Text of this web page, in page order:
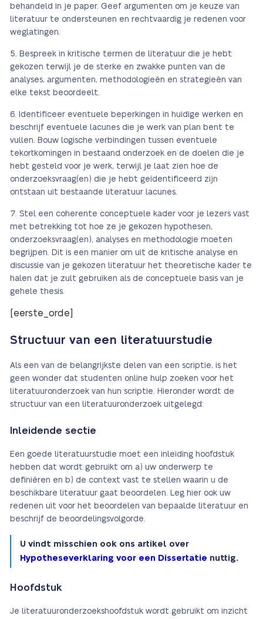
behandeld in je paper. Geef argumenten om je keuze van
literatuur te ondersteunen en rechtvaardig je redenen voor
weglatingen.
Bespreek in kritische termen de literatuur die je hebt
gekozen terwijl je de sterke en zwakke punten van de
analyses, argumenten, methodologieën en strategieën van
elke tekst beoordeelt.
Identificeer eventuele beperkingen in huidige werken en
beschrijf eventuele lacunes die je werk van plan bent te
vullen. Bouw logische verbindingen tussen eventuele
tekortkomingen in bestaand onderzoek en de doelen die je
hebt gesteld voor je werk, terwijl je laat zien hoe de
onderzoeksvraag(en) die je hebt geïdentificeerd zijn
ontstaan uit bestaande literatuur lacunes.
Stel een coherente conceptuele kader voor je lezers vast
met betrekking tot hoe ze je gekozen hypothesen,
onderzoeksvraag(en), analyses en methodologie moeten
begrijpen. Dit is een manier om uit de kritische analyse en
discussie van je gekozen literatuur het theoretische kader te
halen dat je zult gebruiken als de conceptuele basis van je
gehele thesis.
[eerste_orde]
Structuur van een literatuurstudie
Als een van de belangrijkste delen van een scriptie, is het
geen wonder dat studenten online hulp zoeken voor het
literatuuronderzoek van hun scriptie. Hieronder wordt de
structuur van een literatuuronderzoek uitgelegd:
Inleidende sectie
Een goede literatuurstudie moet een inleiding hoofdstuk
hebben dat wordt gebruikt om a) uw onderwerp te
definiëren en b) de context vast te stellen waarin u de
beschikbare literatuur gaat beoordelen. Leg hier ook uw
redenen uit voor het beoordelen van bepaalde literatuur en
beschrijf de beoordelingsvolgorde.
U vindt misschien ook ons artikel over
Hypotheseverklaring voor een Dissertatie nuttig.
Hoofdstuk
Je literatuuronderzoekshoofdstuk wordt gebruikt om inzicht